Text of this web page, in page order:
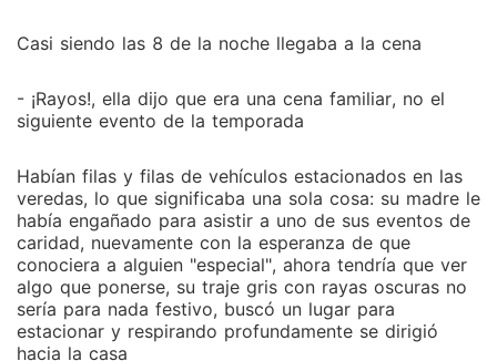
Casi siendo las 8 de la noche llegaba a la cena
- ¡Rayos!, ella dijo que era una cena familiar, no el
siguiente evento de la temporada
Habían filas y filas de vehículos estacionados en las
veredas, lo que significaba una sola cosa: su madre le
había engañado para asistir a uno de sus eventos de
caridad, nuevamente con la esperanza de que
conociera a alguien "especial", ahora tendría que ver
algo que ponerse, su traje gris con rayas oscuras no
sería para nada festivo, buscó un lugar para
estacionar y respirando profundamente se dirigió
hacia la casa